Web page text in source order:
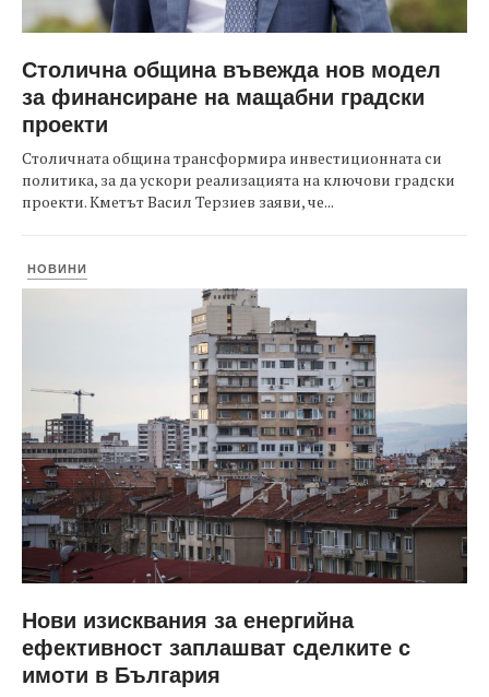
Столична община въвежда нов модел
за финансиране на мащабни градски
проекти
Столичната община трансформира инвестиционната си
политика, за да ускори реализацията на ключови градски
проекти. Кметът Васил Терзиев заяви, че...
НОВИНИ
Нови изисквания за енергийна
ефективност заплашват сделките с
имоти в България